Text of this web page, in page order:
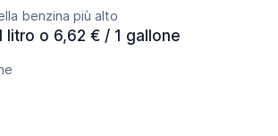
benzina più alto
litro o 6,62 € / 1 gallone